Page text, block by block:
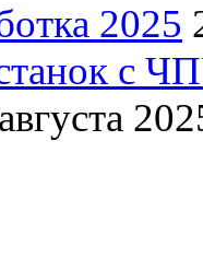
2025
с